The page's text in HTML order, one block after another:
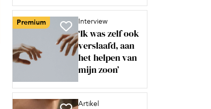
Premium Interview
‘Ik was zelf ook
verslaafd, aan
het helpen van
mijn zoon’
Artikel